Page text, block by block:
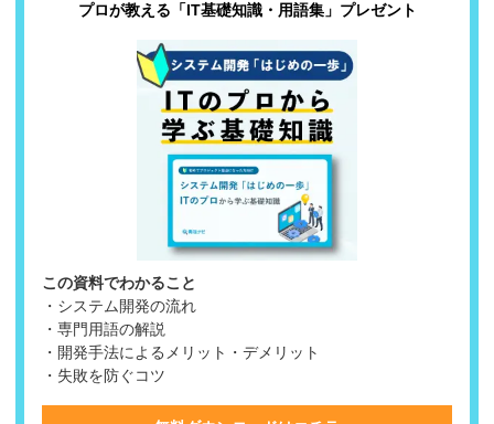
プロが教える「IT基礎知識・用語集」プレゼント
この資料でわかること
・システム開発の流れ
・専門用語の解説
・開発手法によるメリット・デメリット
・失敗を防ぐコツ